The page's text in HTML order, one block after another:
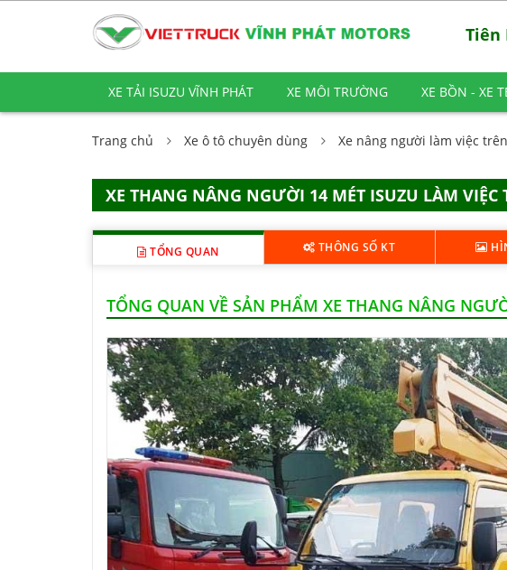
Tiên
XE TẢI ISUZU VĨNH PHÁT XE MÔI TRƯỜNG XE BỒN - XE
Trang chủ Xe ô tô chuyên dùng Xe nâng người làm việc
XE THANG NÂNG NGƯỜI 14 MÉT ISUZU LÀM VIỆC
TỔNG QUAN THÔNG SỐ KT
TỔNG QUAN VỀ SẢN PHẨM XE THANG NÂNG